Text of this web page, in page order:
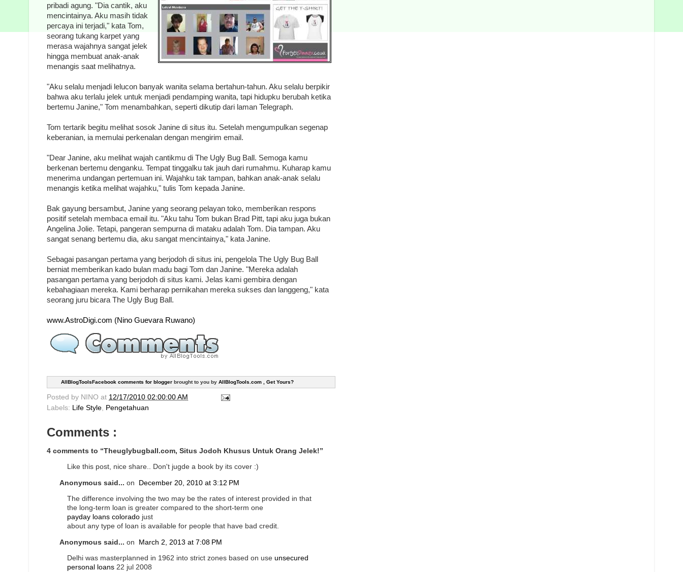
pribadi agung. "Dia cantik, aku
mencintainya. Aku masih tidak
percaya ini terjadi," kata Tom,
seorang tukang karpet yang
merasa wajahnya sangat jelek
hingga membuat anak-anak
menangis saat melihatnya.
"Aku selalu menjadi lelucon banyak wanita selama bertahun-tahun. Aku selalu berpikir
bahwa aku terlalu jelek untuk menjadi pendamping wanita, tapi hidupku berubah ketika
bertemu Janine," Tom menambahkan, seperti dikutip dari laman Telegraph.
Tom tertarik begitu melihat sosok Janine di situs itu. Setelah mengumpulkan segenap
keberanian, ia memulai perkenalan dengan mengirim email.
"Dear Janine, aku melihat wajah cantikmu di The Ugly Bug Ball. Semoga kamu
berkenan bertemu denganku. Tempat tinggalku tak jauh dari rumahmu. Kuharap kamu
menerima undangan pertemuan ini. Wajahku tak tampan, bahkan anak-anak selalu
menangis ketika melihat wajahku," tulis Tom kepada Janine.
Bak gayung bersambut, Janine yang seorang pelayan toko, memberikan respons
positif setelah membaca email itu. "Aku tahu Tom bukan Brad Pitt, tapi aku juga bukan
Angelina Jolie. Tetapi, pangeran sempurna di mataku adalah Tom. Dia tampan. Aku
sangat senang bertemu dia, aku sangat mencintainya," kata Janine.
Sebagai pasangan pertama yang berjodoh di situs ini, pengelola The Ugly Bug Ball
berniat memberikan kado bulan madu bagi Tom dan Janine. "Mereka adalah
pasangan pertama yang berjodoh di situs kami. Jelas kami gembira dengan
kebahagiaan mereka. Kami berharap pernikahan mereka sukses dan langgeng," kata
seorang juru bicara The Ugly Bug Ball.
www.AstroDigi.com (Nino Guevara Ruwano)
AllBlogToolsFacebook comments for blogger brought to you by AllBlogTools.com , Get Yours?
Posted by NINO at 12/17/2010 02:00:00 AM
Labels: Life Style, Pengetahuan
Comments :
4 comments to “Theuglybugball.com, Situs Jodoh Khusus Untuk Orang Jelek!”
Like this post, nice share.. Don't jugde a book by its cover :)
Anonymous said... on December 20, 2010 at 3:12 PM
The difference involving the two may be the rates of interest provided in that
the long-term loan is greater compared to the short-term one
payday loans colorado just
about any type of loan is available for people that have bad credit.
Anonymous said... on March 2, 2013 at 7:08 PM
Delhi was masterplanned in 1962 into strict zones based on use unsecured
personal loans 22 jul 2008